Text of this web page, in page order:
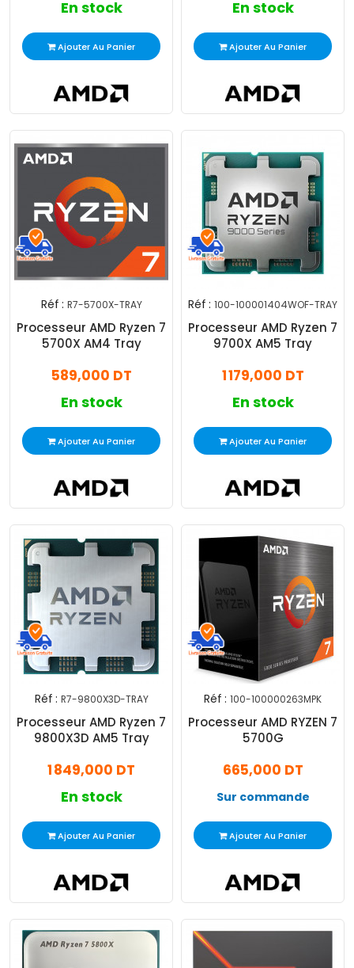
En stock
Ajouter Au Panier
En stock
Ajouter Au Panier
Réf : R7-5700X-TRAY
Processeur AMD Ryzen 7
5700X AM4 Tray
589,000 DT
En stock
Ajouter Au Panier
Réf : 100-100001404WOF-TRAY
Processeur AMD Ryzen 7
9700X AM5 Tray
1 179,000 DT
En stock
Ajouter Au Panier
Réf : R7-9800X3D-TRAY
Processeur AMD Ryzen 7
9800X3D AM5 Tray
1 849,000 DT
En stock
Ajouter Au Panier
Réf : 100-100000263MPK
Processeur AMD RYZEN 7
5700G
665,000 DT
Sur commande
Ajouter Au Panier